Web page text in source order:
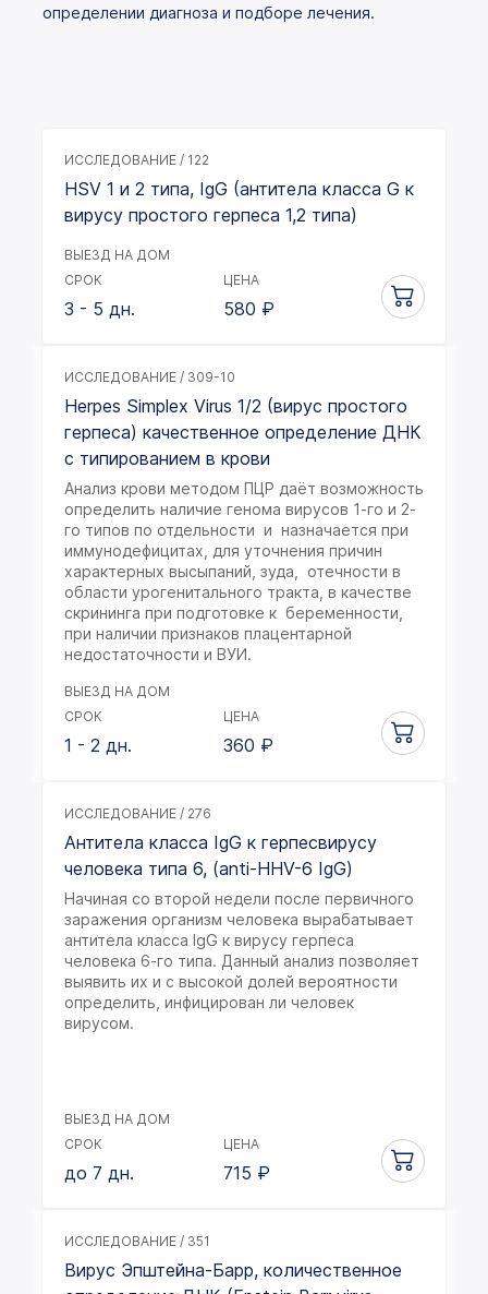
определении диагноза и подборе лечения.
ИССЛЕДОВАНИЕ / 122
HSV 1 и 2 типа, IgG (антитела класса G к
вирусу простого герпеса 1,2 типа)
ВЫЕЗД НА ДОМ
СРОК
3 - 5 дн.
ЦЕНА
580 ₽
ИССЛЕДОВАНИЕ / 309-10
Herpes Simplex Virus 1/2 (вирус простого
герпеса) качественное определение ДНК
с типированием в крови
Анализ крови методом ПЦР даёт возможность
определить наличие генома вирусов 1-го и 2-
го типов по отдельности и назначается при
иммунодефицитах, для уточнения причин
характерных высыпаний, зуда, отечности в
области урогенитального тракта, в качестве
скрининга при подготовке к беременности,
при наличии признаков плацентарной
недостаточности и ВУИ.
ВЫЕЗД НА ДОМ
СРОК
1 - 2 дн.
ЦЕНА
360 ₽
ИССЛЕДОВАНИЕ / 276
Антитела класса IgG к герпесвирусу
человека типа 6, (anti-HHV-6 IgG)
Начиная со второй недели после первичного
заражения организм человека вырабатывает
антитела класса IgG к вирусу герпеса
человека 6-го типа. Данный анализ позволяет
выявить их и с высокой долей вероятности
определить, инфицирован ли человек
вирусом.
ВЫЕЗД НА ДОМ
СРОК
до 7 дн.
ЦЕНА
715 ₽
ИССЛЕДОВАНИЕ / 351
Вирус Эпштейна-Барр, количественное